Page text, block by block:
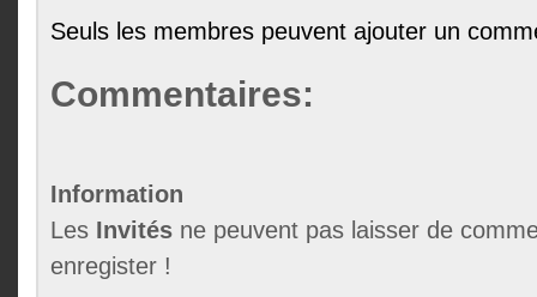
Seuls les membres peuvent ajouter un
Commentaires:
Information
Les Invités ne peuvent pas laisser de
enregister !